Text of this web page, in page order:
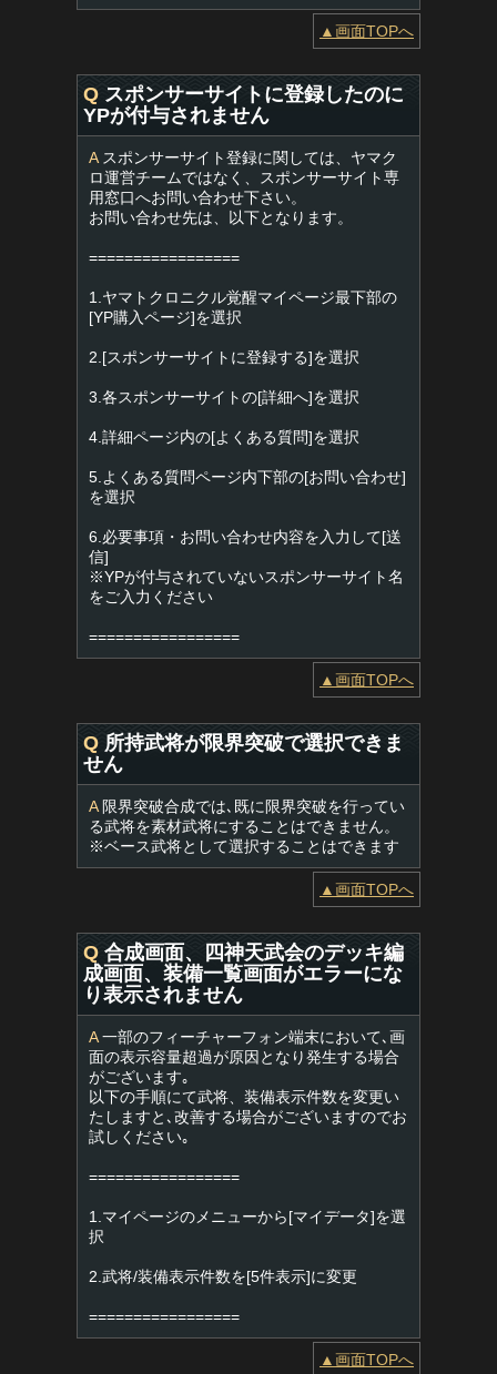
▲画面TOPへ
Q スポンサーサイトに登録したのに
YPが付与されません
Aスポンサーサイト登録に関しては、ヤマク
ロ運営チームではなく、スポンサーサイト専
用窓口へお問い合わせ下さい。
お問い合わせ先は、以下となります。
=================
1.ヤマトクロニクル覚醒マイページ最下部の
[YP購入ページ]を選択
2.[スポンサーサイトに登録する]を選択
3.各スポンサーサイトの[詳細へ]を選択
4.詳細ページ内の[よくある質問]を選択
5.よくある質問ページ内下部の[お問い合わせ]
を選択
6.必要事項・お問い合わせ内容を入力して[送
信]
※YPが付与されていないスポンサーサイト名
をご入力ください
=================
▲画面TOPへ
Q 所持武将が限界突破で選択できま
せん
A限界突破合成では､既に限界突破を行ってい
る武将を素材武将にすることはできません。
※ベース武将として選択することはできます
▲画面TOPへ
Q 合成画面、四神天武会のデッキ編
成画面、装備一覧画面がエラーにな
り表示されません
A一部のフィーチャーフォン端末において､画
面の表示容量超過が原因となり発生する場合
がございます｡
以下の手順にて武将、装備表示件数を変更い
たしますと､改善する場合がございますのでお
試しください｡
=================
1.マイページのメニューから[マイデータ]を選
択
2.武将/装備表示件数を[5件表示]に変更
=================
▲画面TOPへ